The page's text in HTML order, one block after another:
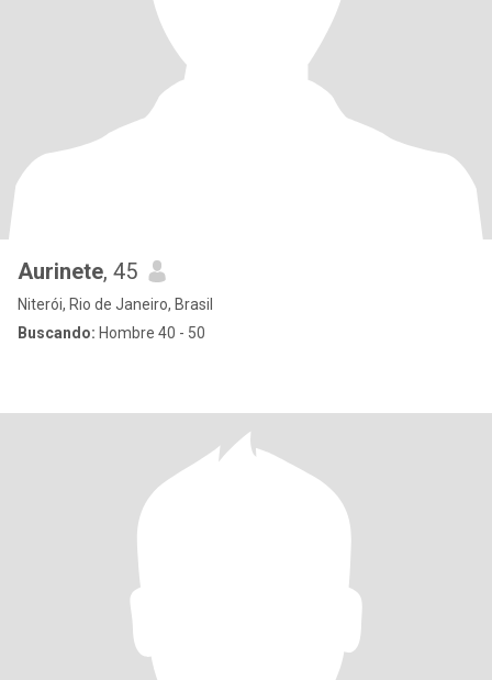
Aurinete, 45
Niterói, Rio de Janeiro, Brasil
Buscando: Hombre 40 - 50